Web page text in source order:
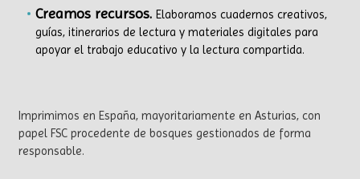
Creamos recursos.Elaboramos cuadernos creativos,
guías, itinerarios de lectura y materiales digitales para
apoyar el trabajo educativo y la lectura compartida.
Imprimimos en España, mayoritariamente en Asturias, con
papel FSC procedente de bosques gestionados de forma
responsable.